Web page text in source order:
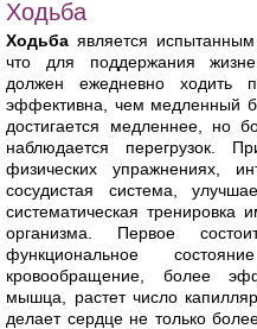
Ходьба
Ходьба является
что для поддержания
должен ежедневно
эффективна, чем медленный
достигается медленнее, но
наблюдается перегрузок.
физических упражнениях,
сосудистая система,
систематическая тренировка
организма. Первое
функциональное
кровообращение, более
мышца, растет число
делает сердце не только